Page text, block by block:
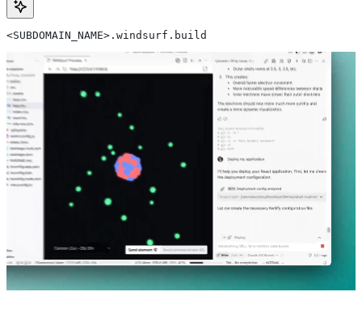
<SUBDOMAIN_NAME>.windsurf.build